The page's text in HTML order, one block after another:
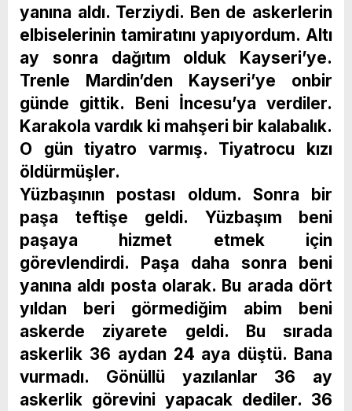
yanına aldı. Terziydi. Ben de askerlerin
elbiselerinin tamiratını yapıyordum. Altı
ay sonra dağıtım olduk Kayseri’ye.
Trenle Mardin’den Kayseri’ye onbir
günde gittik. Beni İncesu’ya verdiler.
Karakola vardık ki mahşeri bir kalabalık.
O gün tiyatro varmış. Tiyatrocu kızı
öldürmüşler.
Yüzbaşının postası oldum. Sonra bir
paşa teftişe geldi. Yüzbaşım beni
paşaya hizmet etmek için
görevlendirdi. Paşa daha sonra beni
yanına aldı posta olarak. Bu arada dört
yıldan beri görmediğim abim beni
askerde ziyarete geldi. Bu sırada
askerlik 36 aydan 24 aya düştü. Bana
vurmadı. Gönüllü yazılanlar 36 ay
askerlik görevini yapacak dediler. 36